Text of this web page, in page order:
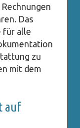
Das
für alle
zu
mit dem
auf